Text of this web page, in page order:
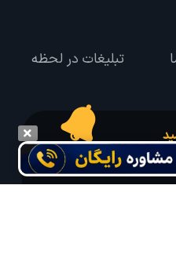
تبلیغات در لحظه
و پیامک بهترین آفر مربوط به تور